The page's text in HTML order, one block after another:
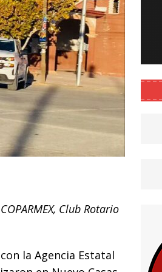
Club Rotario
la Agencia Estatal